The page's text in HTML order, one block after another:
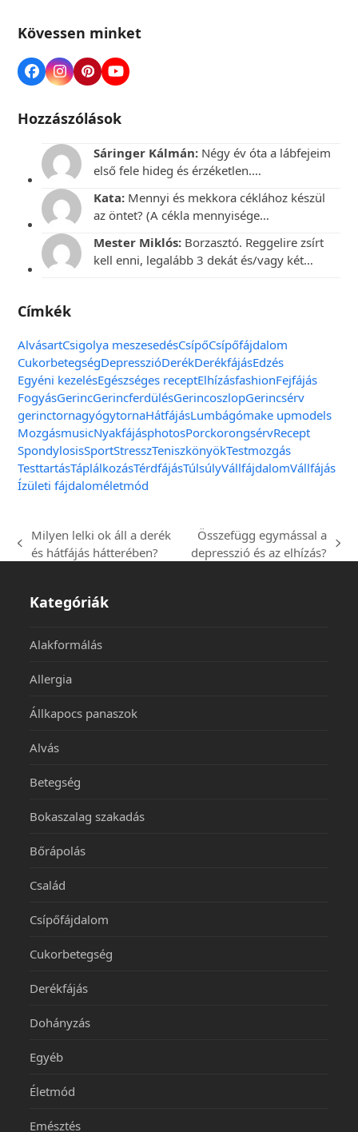
Kövessen minket
Hozzászólások
Sáringer Kálmán: Négy év óta a lábfejeim
első fele hideg és érzéketlen.…
Kata: Mennyi és mekkora céklához készül
az öntet? (A cékla mennyisége…
Mester Miklós: Borzasztó. Reggelire zsírt
kell enni, legalább 3 dekát és/vagy két…
Címkék
AlvásartCsigolya meszesedésCsípőCsípőfájdalom
CukorbetegségDepresszióDerékDerékfájásEdzés
Egyéni kezelésEgészséges receptElhízásfashionFejfájás
FogyásGerincGerincferdülésGerincoszlopGerincsérv
gerinctornagyógytornaHátfájásLumbágómake upmodels
MozgásmusicNyakfájásphotosPorckorongsérvRecept
SpondylosisSportStresszTeniszkönyökTestmozgás
TesttartásTáplálkozásTérdfájásTúlsúlyVállfájdalomVállfájás
Ízületi fájdaloméletmód
Milyen lelki ok áll a derék
és hátfájás hátterében?
Összefügg egymással a
depresszió és az elhízás?
Kategóriák
Alakformálás
Allergia
Állkapocs panaszok
Alvás
Betegség
Bokaszalag szakadás
Bőrápolás
Család
Csípőfájdalom
Cukorbetegség
Derékfájás
Dohányzás
Egyéb
Életmód
Emésztés